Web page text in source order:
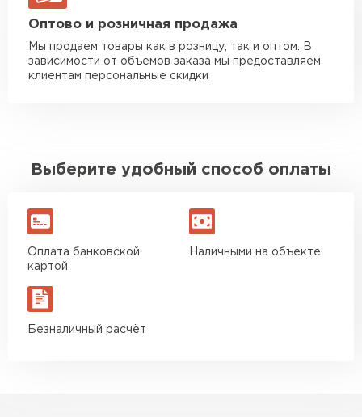
ЗАКАЗАТЬ С ДОСТАВКОЙ
Оптово и розничная продажа
Мы продаем товары как в розницу, так и оптом. В
зависимости от объемов заказа мы предоставляем
клиентам персональные скидки
Выберите удобный способ оплаты
Оплата банковской
картой
Наличными на объекте
Безналичный расчёт